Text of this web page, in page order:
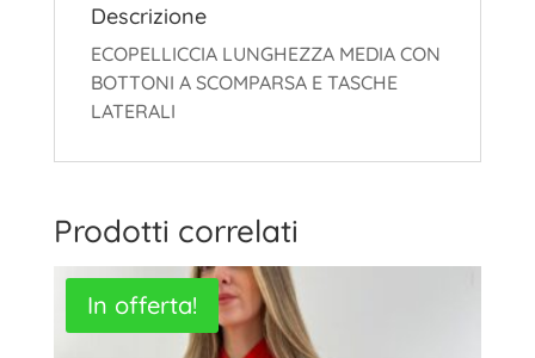
Descrizione
ECOPELLICCIA LUNGHEZZA MEDIA CON
BOTTONI A SCOMPARSA E TASCHE
LATERALI
Prodotti correlati
In offerta!